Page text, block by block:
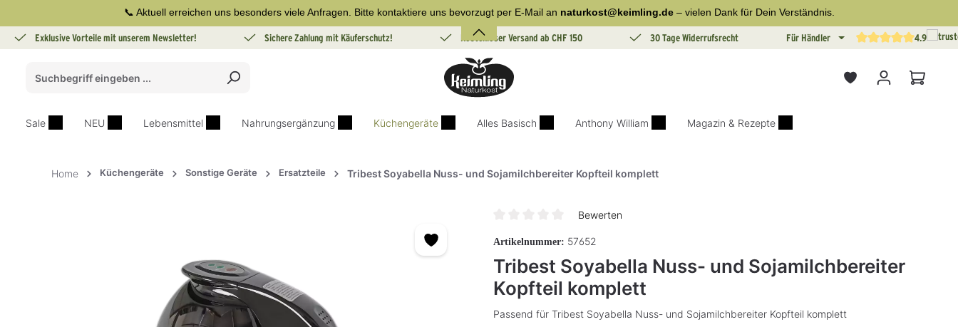
Zur Hauptnavigation springen📞 Aktuell erreichen uns besonders viele Anfragen. Bitte kontaktiere uns bevorzugt per E-Mail an naturkost@keimling.de– vielen Dank für Dein Verständnis.
Exklusive Vorteile mit unserem Newsletter! Sichere Zahlung mit Käuferschutz! Kostenloser Versand ab CHF 150 30 Tage Widerrufsrecht Für Händler Durchschnittliche4.9
Sale NEU Lebensmittel Nahrungsergänzung Küchengeräte Alles Basisch Anthony William Magazin & Rezepte
Home Küchengeräte Sonstige Geräte Ersatzteile Tribest Soyabella Nuss- und Sojamilchbereiter Kopfteil komplett
Bewerten
Artikelnummer: 57652
Tribest Soyabella Nuss- und Sojamilchbereiter
Kopfteil komplett
Passend für Tribest Soyabella Nuss- und Sojamilchbereiter Kopfteil komplett